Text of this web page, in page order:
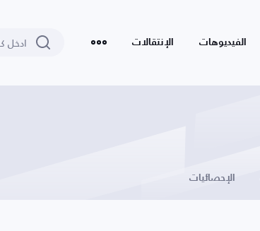
الفيديوهات الإنتقالات
الإحصائيات